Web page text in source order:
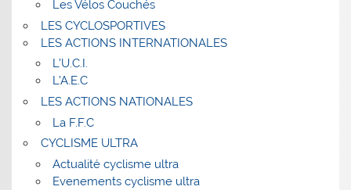
Les Vélos Couchés
LES CYCLOSPORTIVES
LES ACTIONS INTERNATIONALES
L’U.C.I.
L’A.E.C
LES ACTIONS NATIONALES
La F.F.C
CYCLISME ULTRA
Actualité cyclisme ultra
Evenements cyclisme ultra